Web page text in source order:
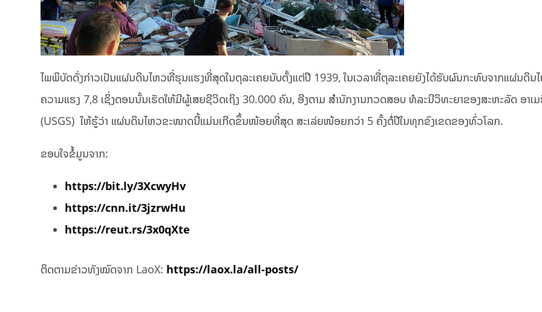
ໄພພິບັດດັ່ງກ່າວເປັນແຜ່ນດິນໄຫວທີ່ຮຸນແຮງທີ່ສຸດໃນຕຸລະເຄຍນັບຕັ້ງແຕ່ປີ 1939, ໃນເວລາທີ່ຕຸລະເຄຍຍັງໄດ້ຮັບຜົນກະທົບຈາກແຜ່ນດິ
ຄວາມແຮງ 7,8 ເຊິ່ງຕອນນັ້ນເຮັດໃຫ້ມີຜູ້ເສຍຊີວິດເຖິງ 30.000 ຄົນ, ອີງຕາມ ສຳນັກງານກວດສອບ ທໍລະນີວິທະຍາຂອງສະຫະລັດ ອາເມ
(USGS) ໃຫ້ຮູ້ວ່າ ແຜ່ນດິນໄຫວຂະໜາດນີ້ແມ່ນເກີດຂຶ້ນໜ້ອຍທີ່ສຸດ ສະເລ່ຍໜ້ອຍກວ່າ 5 ຄັ້ງຕໍ່ປີໃນທຸກຂົງເຂດຂອງທົ່ວໂລກ.
ຂອບໃຈຂໍ້ມູນຈາກ:​
https://bit.ly/3XcwyHv
https://cnn.it/3jzrwHu
https://reut.rs/3x0qXte
ຕິດຕາມຂ່າວທັງໝົດຈາກ LaoX: https://laox.la/all-posts/